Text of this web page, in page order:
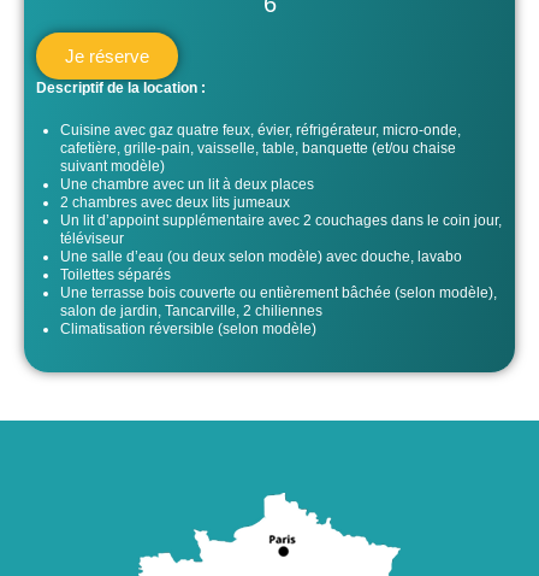
Je réserve
Descriptif de la location :
Cuisine avec gaz quatre feux, évier, réfrigérateur, micro-onde,
cafetière, grille-pain, vaisselle, table, banquette (et/ou chaise
suivant modèle)
Une chambre avec un lit à deux places
2 chambres avec deux lits jumeaux
Un lit d’appoint supplémentaire avec 2 couchages dans le coin jour,
téléviseur
Une salle d’eau (ou deux selon modèle) avec douche, lavabo
Toilettes séparés
Une terrasse bois couverte ou entièrement bâchée (selon modèle),
salon de jardin, Tancarville, 2 chiliennes
Climatisation réversible (selon modèle)